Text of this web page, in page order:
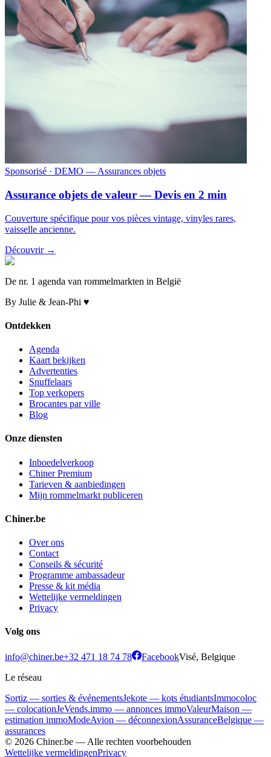
Sponsorisé · DEMO — Assurances objets
Assurance objets de valeur — Devis en 2 min
Couverture spécifique pour vos pièces vintage, vinyles rares,
vaisselle ancienne.
Découvrir →
De nr. 1 agenda van rommelmarkten in België
By Julie & Jean-Phi ♥
Ontdekken
Agenda
Kaart bekijken
Advertenties
Snuffelaars
Top verkopers
Brocantes par ville
Blog
Onze diensten
Inboedelverkoop
Chiner Premium
Tarieven & aanbiedingen
Mijn rommelmarkt publiceren
Chiner.be
Over ons
Contact
Conseils & sécurité
Programme ambassadeur
Presse & kit média
Wettelijke vermeldingen
Privacy
Volg ons
info@chiner.be+32 471 18 74 78 FacebookVisé, Belgique
Le réseau
Sortiz — sorties & événementsJekote — kots étudiantsImmocoloc
— colocationJeVends.immo — annonces immoValeurMaison —
estimation immoModeAvion — déconnexionAssuranceBelgique —
assurances
© 2026 Chiner.be — Alle rechten voorbehouden
Wettelijke vermeldingenPrivacy